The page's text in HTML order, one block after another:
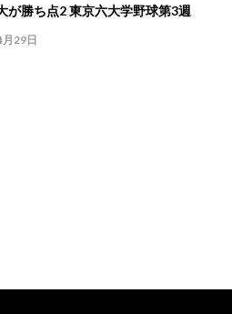
が勝ち点2 東京六大学野球第3週
29日